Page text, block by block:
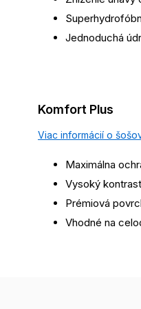
Jednoduchá
Komfort Plus
Viac informácií o
Maximálna
Vysoký
Prémiová
Vhodné na